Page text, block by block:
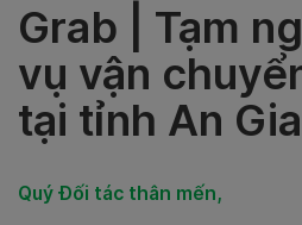
Grab | Tạm
vụ vận
tại tỉnh An
Quý Đối tác thân mến,